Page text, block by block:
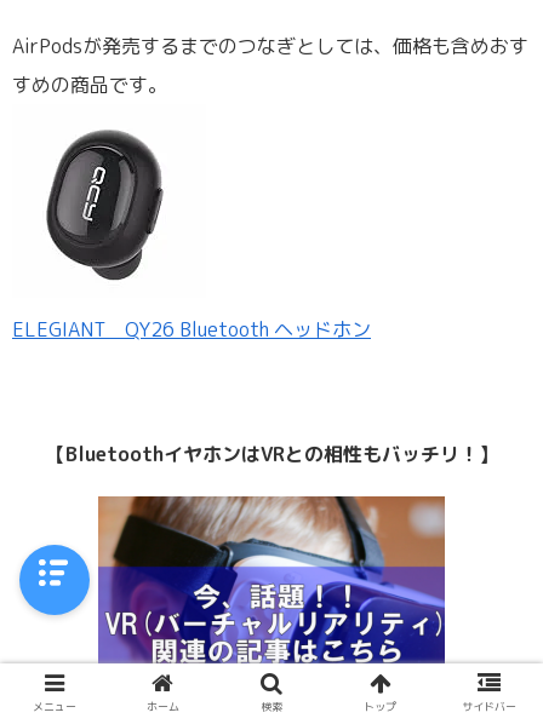
AirPodsが発売するまでのつなぎとしては、価格も含めおす
すめの商品です。
ELEGIANT QY26 Bluetooth ヘッドホン
【BluetoothイヤホンはVRとの相性もバッチリ！】
メニュー ホーム 検索 トップ サイドバー